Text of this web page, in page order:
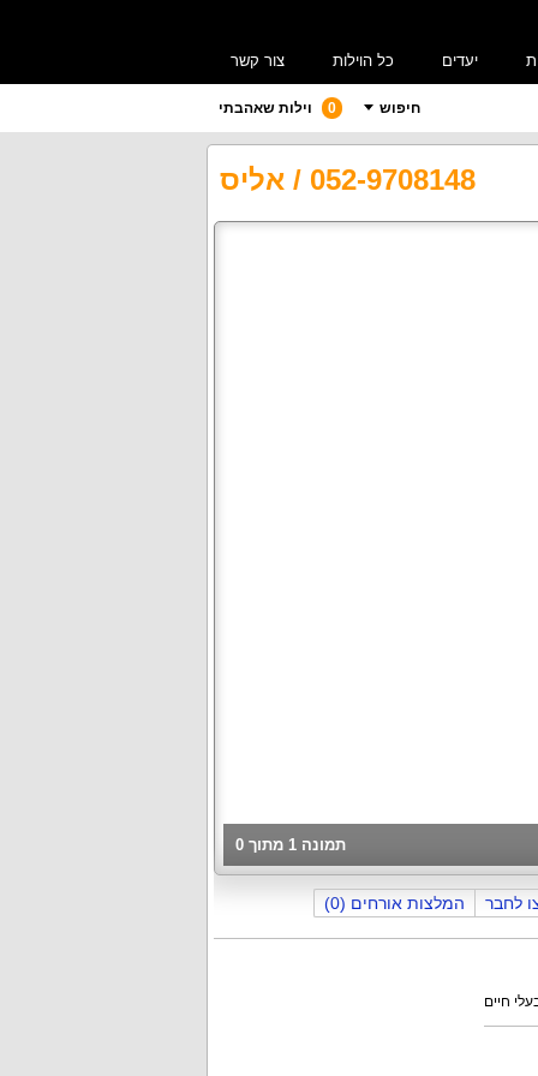
יעדים כל הוילות צור קשר
0 וילות שאהבתי חיפוש
052-9708148
/ אליס
תמונה 1 מתוך 0
לחבר המלצות אורחים (0)
חיים